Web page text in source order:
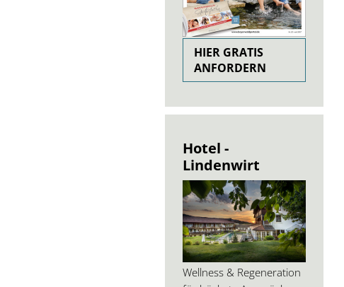
HIER GRATIS
ANFORDERN
Hotel -
Lindenwirt
Wellness & Regeneration